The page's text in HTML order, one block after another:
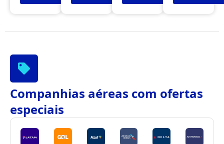
Companhias aéreas com ofertas
especiais